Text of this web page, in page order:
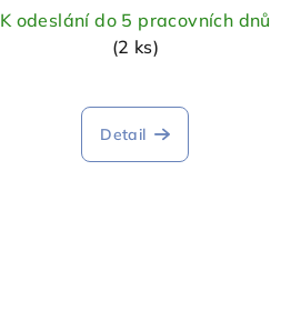
K odeslání do 5 pracovních dnů
(2 ks)
Detail